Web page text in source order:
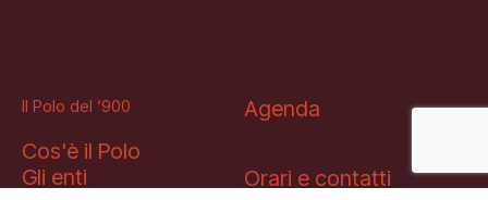
Il Polo del ‘900
Cos'è il Polo
Gli enti
Agenda
Orari e contatti